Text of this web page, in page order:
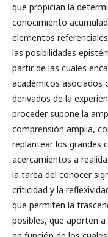
que propician la
conocimiento
elementos
las posibilidades
partir de las cuales
académicos asociados
derivados de la
proceder supone la
comprensión amplia,
replantear los grandes
acercamientos a
la tarea del conocer
criticidad y la
que permiten la
posibles, que aporten